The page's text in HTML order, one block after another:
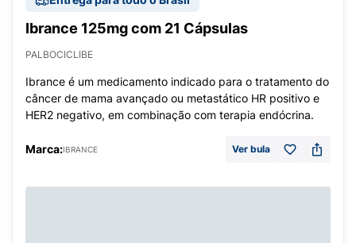
Ibrance 125mg com 21 Cápsulas
PALBOCICLIBE
Ibrance é um medicamento indicado para o tratamento do
câncer de mama avançado ou metastático HR positivo e
HER2 negativo, em combinação com terapia endócrina.
Marca:IBRANCE Ver bula